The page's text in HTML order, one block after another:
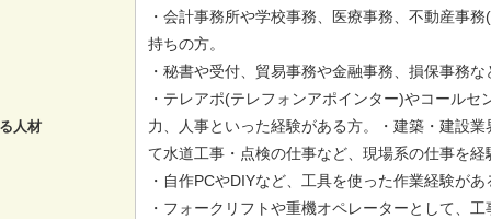
人材
・会計事務所や学校事務、医療事務、不動産事
持ちの方。
・秘書や受付、貿易事務や金融事務、損保事務
・テレアポ(テレフォンアポインター)やコール
力、人事といった経験がある方。・建築・建設
て水道工事・点検の仕事など、現場系の仕事を
・自作PCやDIYなど、工具を使った作業経験が
・フォークリフトや重機オペレーターとして、